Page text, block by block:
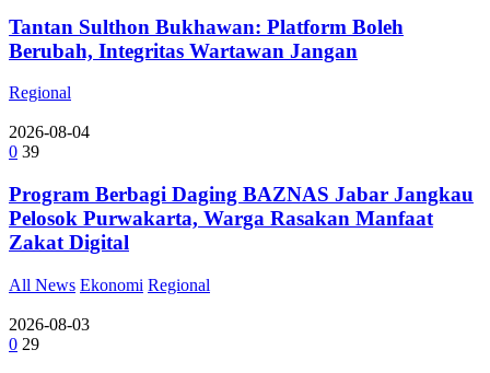
Tantan Sulthon Bukhawan: Platform Boleh
Berubah, Integritas Wartawan Jangan
Regional
2026-08-04
0 39
Program Berbagi Daging BAZNAS Jabar Jangkau
Pelosok Purwakarta, Warga Rasakan Manfaat
Zakat Digital
All News Ekonomi Regional
2026-08-03
0 29